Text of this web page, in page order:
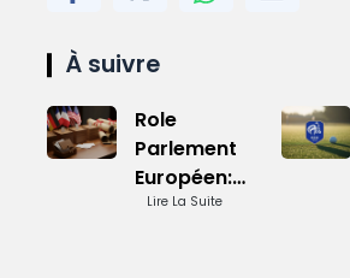
À suivre
Role
Parlement
Européen:
Influence
Lire La Suite